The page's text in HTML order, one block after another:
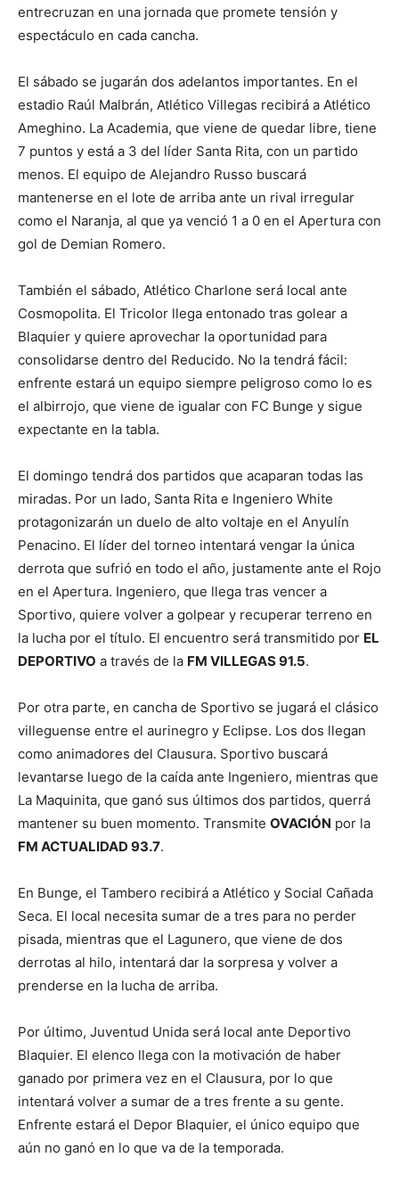
entrecruzan en una jornada que promete tensión y
espectáculo en cada cancha.
El sábado se jugarán dos adelantos importantes. En el
estadio Raúl Malbrán, Atlético Villegas recibirá a Atlético
Ameghino. La Academia, que viene de quedar libre, tiene
7 puntos y está a 3 del líder Santa Rita, con un partido
menos. El equipo de Alejandro Russo buscará
mantenerse en el lote de arriba ante un rival irregular
como el Naranja, al que ya venció 1 a 0 en el Apertura con
gol de Demian Romero.
También el sábado, Atlético Charlone será local ante
Cosmopolita. El Tricolor llega entonado tras golear a
Blaquier y quiere aprovechar la oportunidad para
consolidarse dentro del Reducido. No la tendrá fácil:
enfrente estará un equipo siempre peligroso como lo es
el albirrojo, que viene de igualar con FC Bunge y sigue
expectante en la tabla.
El domingo tendrá dos partidos que acaparan todas las
miradas. Por un lado, Santa Rita e Ingeniero White
protagonizarán un duelo de alto voltaje en el Anyulín
Penacino. El líder del torneo intentará vengar la única
derrota que sufrió en todo el año, justamente ante el Rojo
en el Apertura. Ingeniero, que llega tras vencer a
Sportivo, quiere volver a golpear y recuperar terreno en
la lucha por el título. El encuentro será transmitido por EL
DEPORTIVO a través de la FM VILLEGAS 91.5.
Por otra parte, en cancha de Sportivo se jugará el clásico
villeguense entre el aurinegro y Eclipse. Los dos llegan
como animadores del Clausura. Sportivo buscará
levantarse luego de la caída ante Ingeniero, mientras que
La Maquinita, que ganó sus últimos dos partidos, querrá
mantener su buen momento. Transmite OVACIÓN por la
FM ACTUALIDAD 93.7.
En Bunge, el Tambero recibirá a Atlético y Social Cañada
Seca. El local necesita sumar de a tres para no perder
pisada, mientras que el Lagunero, que viene de dos
derrotas al hilo, intentará dar la sorpresa y volver a
prenderse en la lucha de arriba.
Por último, Juventud Unida será local ante Deportivo
Blaquier. El elenco llega con la motivación de haber
ganado por primera vez en el Clausura, por lo que
intentará volver a sumar de a tres frente a su gente.
Enfrente estará el Depor Blaquier, el único equipo que
aún no ganó en lo que va de la temporada.